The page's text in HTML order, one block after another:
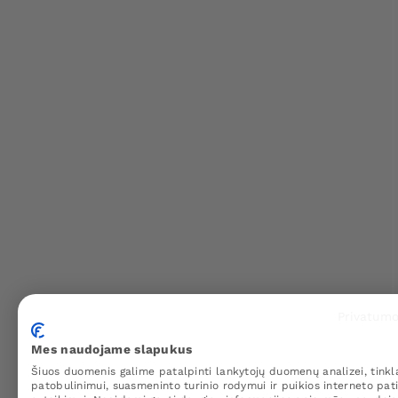
Mes naudojame slapukus
Šiuos duomenis galime patalpinti lankytojų duomenų analizei,
patobulinimui, suasmeninto turinio rodymui ir puikios interneto